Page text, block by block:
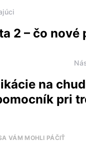
2 – čo nové
na
pri
VÁM MOHLI PÁČIŤ